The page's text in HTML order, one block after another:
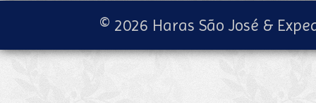
© 2026 Haras São José &